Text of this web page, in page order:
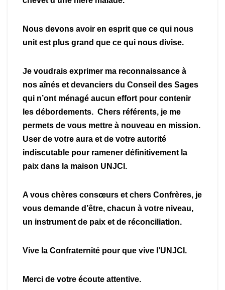
Nous devons avoir en esprit que ce qui nous
unit est plus grand que ce qui nous divise.
Je voudrais exprimer ma reconnaissance à
nos aînés et devanciers du Conseil des Sages
qui n’ont ménagé aucun effort pour contenir
les débordements. Chers référents, je me
permets de vous mettre à nouveau en mission.
User de votre aura et de votre autorité
indiscutable pour ramener définitivement la
paix dans la maison UNJCI.
A vous chères consœurs et chers Confrères, je
vous demande d’être, chacun à votre niveau,
un instrument de paix et de réconciliation.
Vive la Confraternité pour que vive l’UNJCI.
Merci de votre écoute attentive.